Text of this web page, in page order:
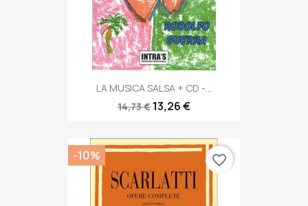
LA MUSICA SALSA + CD -...
14,73 € 13,26 €
-10% favorite_border